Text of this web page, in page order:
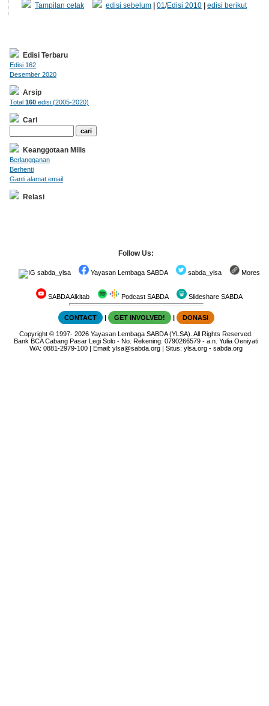
Tampilan cetak edisi sebelum |01/Edisi 2010 |edisi berikut
Edisi Terbaru
Edisi 162
Desember 2020
Arsip
Total 160edisi (2005-2020)
Cari
Keanggotaan Milis
Berlangganan
Berhenti
Ganti alamat email
Relasi
Follow Us:
sabda_ylsa Yayasan Lembaga SABDA sabda_ylsa Mores
SABDA Alkitab Podcast SABDA Slideshare SABDA
CONTACT | GET INVOLVED! | DONASI
Copyright © 1997-2026Yayasan Lembaga SABDA (YLSA). All Rights Reserved.
Bank BCA Cabang Pasar Legi Solo - No. Rekening: 0790266579 - a.n. Yulia Oeniyati
WA:0881-2979-100 | Email:ylsa@sabda.org | Situs:ylsa.org -sabda.org